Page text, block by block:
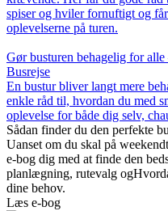
spiser og hviler fornuftigt og
oplevelserne på turen.
Gør busturen behagelig for
Busrejse
En bustur bliver langt mere
enkle råd til, hvordan du med
oplevelse for både dig selv,
Sådan finder du den perfekte
Uanset om du skal på
e-bog dig med at finde den
planlægning, rutevalg
dine behov.
Læs e-bog